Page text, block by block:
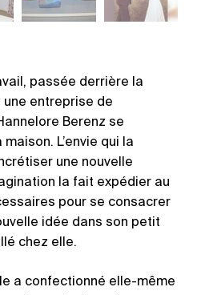
passée derrière la
une entreprise de
Berenz se
L’envie qui la
une nouvelle
la fait expédier au
pour se consacrer
idée dans son petit
chez elle.
a confectionné elle-même